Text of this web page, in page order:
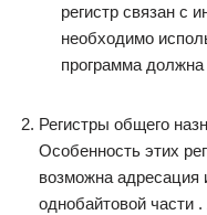
регистр связан с
необходимо
программа должна
Регистры общего
Особенность этих
возможна адресация
однобайтовой части